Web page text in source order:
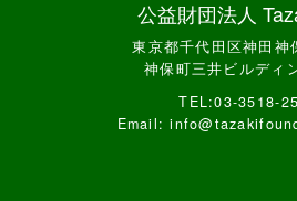
公益財団法人
東京都千代田区神田神
神保町三井ビルディ
TEL:03-3518-
Email: